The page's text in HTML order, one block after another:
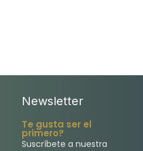
Newsletter
Te gusta ser el
primero?
Suscríbete a nuestra